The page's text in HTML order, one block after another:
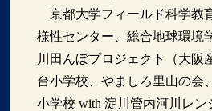
京都大学フィールド科学教
様性センター、総合地球環境
川田んぼプロジェクト（大阪
台小学校、やましろ里山の会
小学校 with 淀川管内河川レ